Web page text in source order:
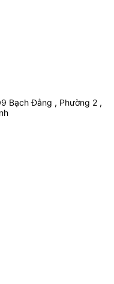
Bạch Đằng , Phường 2 ,